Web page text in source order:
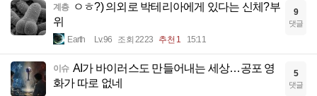
계층
ㅇㅎ?) 의외로 박테리아에게 있다는 신체?부
위
Earth Lv.96 조회 2223 추천 1 15:11
9
댓글
이슈 AI가 바이러스도 만들어내는 세상…공포 영
화가 따로 없네
5
댓글